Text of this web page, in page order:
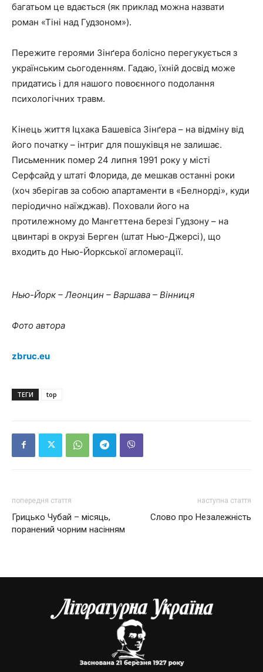
багатьом це вдається (як приклад можна назвати
роман «Тіні над Гудзоном»).
Пережите героями Зінґера болісно перегукується з
українським сьогоденням. Гадаю, їхній досвід може
придатись і для нашого повоєнного подолання
психологічних травм.
Кінець життя Іцхака Башевіса Зінґера – на відміну від
його початку – інтриг для пошуківця не залишає.
Письменник помер 24 липня 1991 року у місті
Серфсайд у штаті Флорида, де мешкав останні роки
(хоч зберігав за собою апартаменти в «Белнорді», куди
періодично наїжджав). Поховали його на
протилежному до Мангеттена березі Гудзону – на
цвинтарі в окрузі Берген (штат Нью-Джерсі), що
входить до Нью-Йоркської агломерації.
Нью-Йорк – Леонцин – Варшава – Вінниця
Фото автора
zbruc.eu
ТЕГИ top
попередня стаття
Грицько Чубай – місяць,
поранений чорним насінням
наступна стаття
Слово про Незалежність